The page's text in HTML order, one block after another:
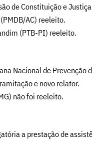
de Constituição e
AC) reeleito.
(PTB-PI) reeleito.
Nacional de Prevenção
e novo relator.
não foi reeleito.
a prestação de